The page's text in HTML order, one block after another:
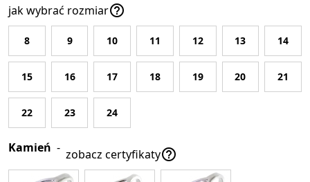
jak wybrać rozmiar
8 9 10 11 12 13 14
15 16 17 18 19 20 21
22 23 24
Kamień - zobacz certyfikaty